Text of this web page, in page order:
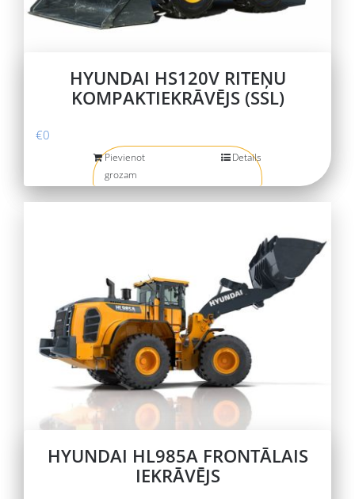
HYUNDAI HS120V RITEŅU
KOMPAKTIEKRĀVĒJS (SSL)
€0
Pievienot
grozam
Details
HYUNDAI HL985A FRONTĀLAIS
IEKRĀVĒJS